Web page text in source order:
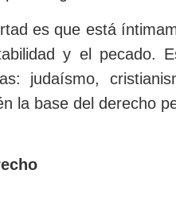
es que está
y el pecado.
judaísmo,
la base del derecho